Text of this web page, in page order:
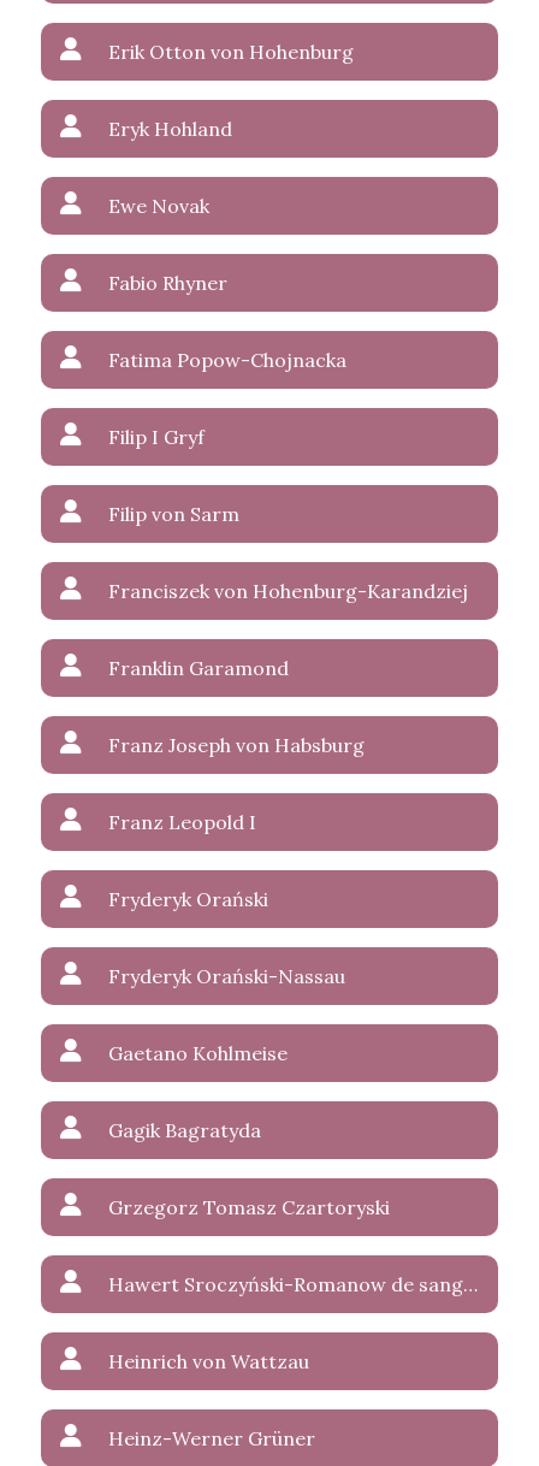
Erik Otton von Hohenburg
Eryk Hohland
Ewe Novak
Fabio Rhyner
Fatima Popow-Chojnacka
Filip I Gryf
Filip von Sarm
Franciszek von Hohenburg-Karandziej
Franklin Garamond
Franz Joseph von Habsburg
Franz Leopold I
Fryderyk Orański
Fryderyk Orański-Nassau
Gaetano Kohlmeise
Gagik Bagratyda
Grzegorz Tomasz Czartoryski
Hawert Sroczyński-Romanow de sanguinis Wettin-Weerland
Heinrich von Wattzau
Heinz-Werner Grüner